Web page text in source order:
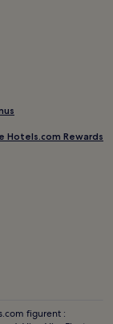
Hotels.com Rewards
figurent :